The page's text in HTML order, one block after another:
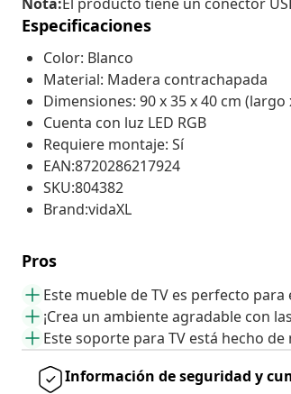
Especificaciones
Color: Blanco
Material: Madera contrachapada
Dimensiones: 90 x 35 x 40 cm
Cuenta con luz LED RGB
Requiere montaje: Sí
EAN:8720286217924
SKU:804382
Brand:vidaXL
Pros
Este mueble de TV es perfecto
¡Crea un ambiente agradable con
Este soporte para TV está hecho
Información de seguridad y